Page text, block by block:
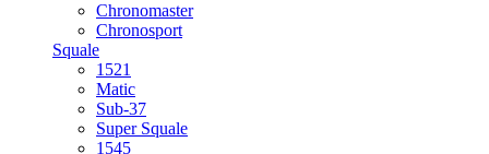
Chronomaster
Chronosport
Squale
1521
Matic
Sub-37
Super Squale
1545